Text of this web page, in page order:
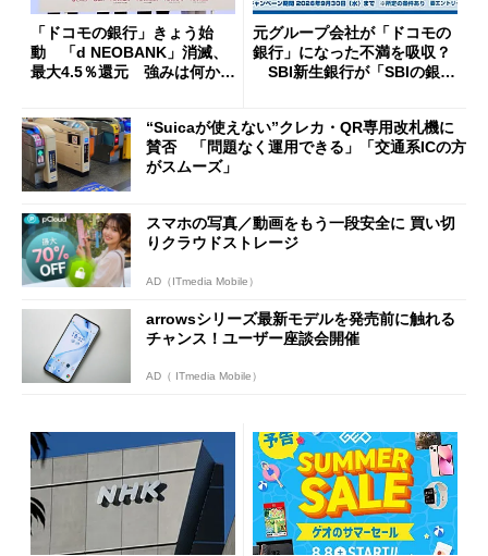
「ドコモの銀行」きょう始
動 「d NEOBANK」消滅、
最大4.5％還元 強みは何か解
元グループ会社が「ドコモの
銀行」になった不満を吸収？
SBI新生銀行が「SBIの銀
開催
“Suicaが使えない”クレカ・QR専用改札機に
賛否 「問題なく運用できる」「交通系ICの方
がスムーズ」
スマホの写真／動画をもう一段安全に 買い切
りクラウドストレージ
AD（ITmedia Mobile）
arrowsシリーズ最新モデルを発売前に触れる
チャンス！ユーザー座談会開催
AD（ ITmedia Mobile）